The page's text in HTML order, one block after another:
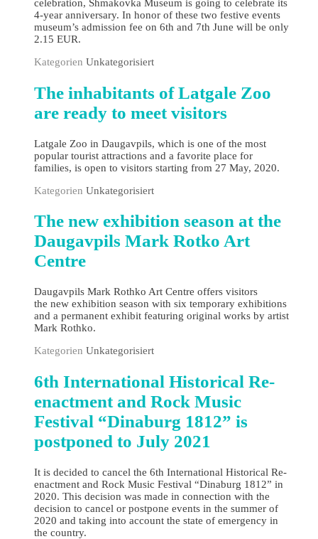
celebration, Shmakovka Museum is going to celebrate its
4-year anniversary. In honor of these two festive events
museum’s admission fee on 6th and 7th June will be only
2.15 EUR.
Kategorien Unkategorisiert
The inhabitants of Latgale Zoo
are ready to meet visitors
Latgale Zoo in Daugavpils, which is one of the most
popular tourist attractions and a favorite place for
families, is open to visitors starting from 27 May, 2020.
Kategorien Unkategorisiert
The new exhibition season at the
Daugavpils Mark Rotko Art
Centre
Daugavpils Mark Rothko Art Centre offers visitors
the new exhibition season with six temporary exhibitions
and a permanent exhibit featuring original works by artist
Mark Rothko.
Kategorien Unkategorisiert
6th International Historical Re-
enactment and Rock Music
Festival “Dinaburg 1812” is
postponed to July 2021
It is decided to cancel the 6th International Historical Re-
enactment and Rock Music Festival “Dinaburg 1812” in
2020. This decision was made in connection with the
decision to cancel or postpone events in the summer of
2020 and taking into account the state of emergency in
the country.